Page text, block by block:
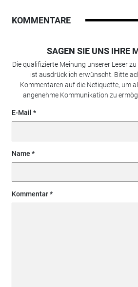
KOMMENTARE
SAGEN SIE UNS IHRE
Die qualifizierte Meinung unserer Leser
ist ausdrücklich erwünscht. Bitte
Kommentaren auf die Netiquette, um
angenehme Kommunikation zu
E-Mail
Name
Kommentar